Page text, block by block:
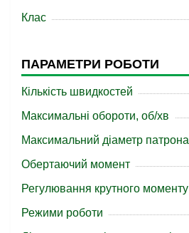
Клас
ПАРАМЕТРИ РОБОТИ
Кількість швидкостей
Максимальні обороти, об/хв
Максимальний діаметр патрона
Обертаючий момент
Регулювання крутного моменту
Режими роботи